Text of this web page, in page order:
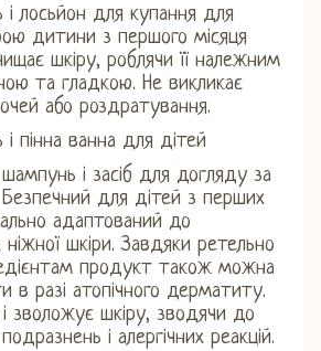
лосьйон для купання для
дитини з першого місяця
шкіру, роблячи її належним
та гладкою. Не викликає
або роздратування.
пінна ванна для дітей
і засіб для догляду за
для дітей з перших
адаптований до
ніжної шкіри. Завдяки ретельно
продукт також можна
в разі атопічного дерматиту.
зволожує шкіру, зводячи до
і алергічних реакцій.